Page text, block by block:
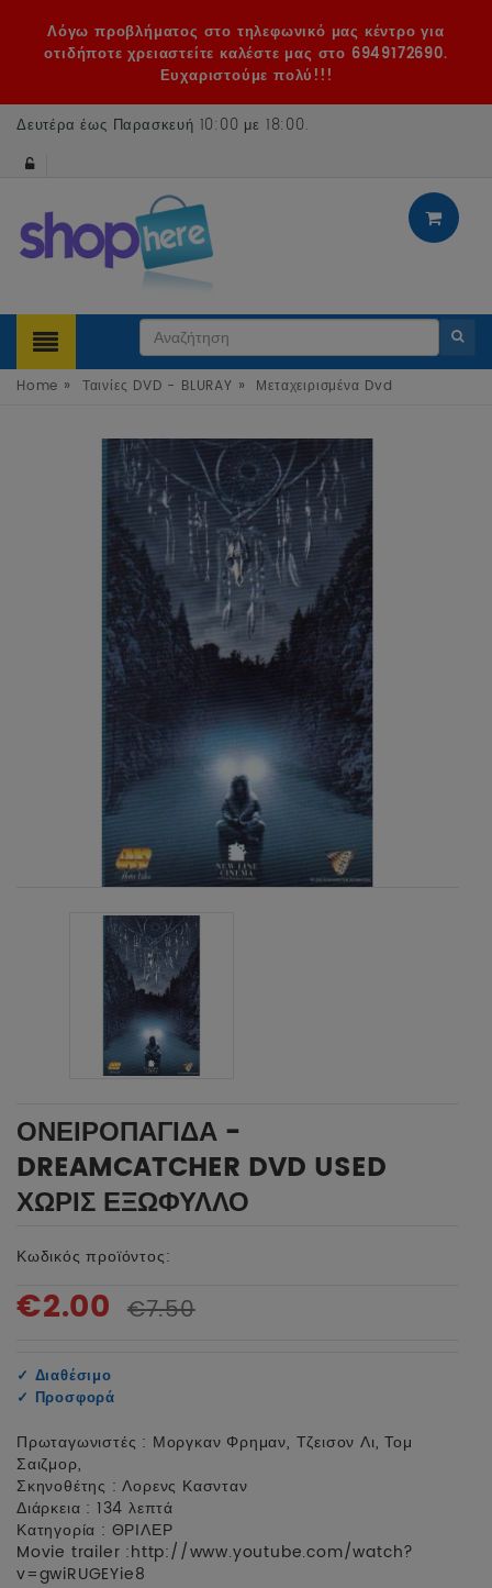
Λόγω προβλήματος στο τηλεφωνικό μας κέντρο για
οτιδήποτε χρειαστείτε καλέστε μας στο 6949172690.
Ευχαριστούμε πολύ!!!
Δευτέρα έως Παρασκευή 10:00 με 18:00.
Home » Ταινίες DVD - BLURAY » Μεταχειρισμένα Dvd
ΟΝΕΙΡΟΠΑΓΙΔΑ -
DREAMCATCHER DVD USED
ΧΩΡΙΣ ΕΞΩΦΥΛΛΟ
Κωδικός προϊόντος:
€2.00 €7.50
✓ Διαθέσιμο
✓ Προσφορά
Πρωταγωνιστές : Μοργκαν Φρημαν, Τζεισον Λι, Τομ
Σαιζμορ,
Σκηνοθέτης : Λορενς Κασνταν
Διάρκεια : 134 λεπτά
Κατηγορία : ΘΡΙΛΕΡ
Movie trailer :http://www.youtube.com/watch?
v=gwiRUGEYie8